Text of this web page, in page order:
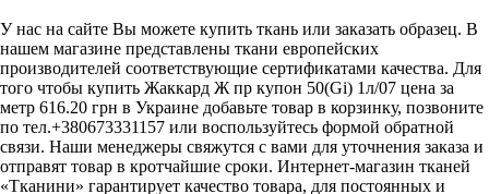
У нас на сайте Вы можете купить ткань или заказать образец. В
нашем магазине представлены ткани европейских
производителей соответствующие сертификатами качества. Для
того чтобы купить Жаккард Ж пр купон 50(Gi) 1л/07 цена за
метр 616.20 грн в Украине добавьте товар в корзинку, позвоните
по тел.+380673331157 или воспользуйтесь формой обратной
связи. Наши менеджеры свяжутся с вами для уточнения заказа и
отправят товар в кротчайшие сроки. Интернет-магазин тканей
«Тканини» гарантирует качество товара, для постоянных и